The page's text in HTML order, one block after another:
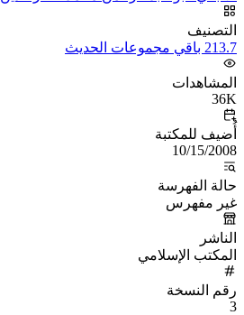
التصنيف
213.7 باقي مجموعات الحديث
المشاهدات
36K
أُضيف للمكتبة
10/15/2008
حالة الفهرسة
غير مفهرس
الناشر
المكتب الإسلامي
رقم النسخة
3